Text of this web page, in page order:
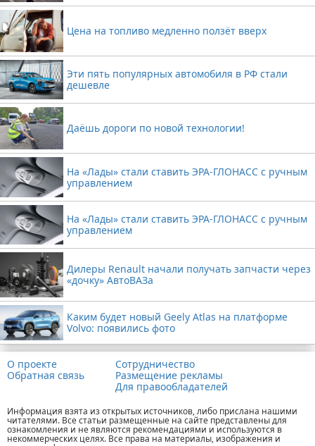
Цена на топливо медленно ползёт вверх
Эти пять популярных автомобиля в РФ стали
дешевле
Даёшь дороги по новой технологии!
На «Лады» стали ставить ЭРА-ГЛОНАСС с ручным
управлением
На «Лады» стали ставить ЭРА-ГЛОНАСС с ручным
управлением
Дилеры Renault начали получать запчасти через
«дочку» АвтоВАЗа
Каким будет новый Geely Atlas на платформе
Volvo: появились фото
О проекте
Обратная связь
Сотрудничество
Размещение рекламы
Для правообладателей
Информация взята из открытых источников, либо прислана нашими
читателями. Все статьи размещенные на сайте представлены для
ознакомления и не являются рекомендациями и используются в
некоммерческих целях. Все права на материалы, изображения и